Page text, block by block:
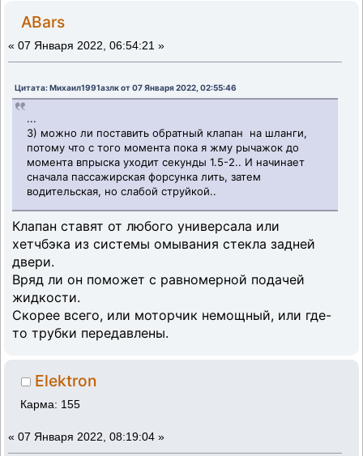
ABars
« 07 Января 2022, 06:54:21 »
Цитата: Михаил1991азлк от 07 Января 2022, 02:55:46
...
3) можно ли поставить обратный клапан на шланги,
потому что с того момента пока я жму рычажок до
момента впрыска уходит секунды 1.5-2.. И начинает
сначала пассажирская форсунка лить, затем
водительская, но слабой струйкой..
Клапан ставят от любого универсала или
хетчбэка из системы омывания стекла задней
двери.
Вряд ли он поможет с равномерной подачей
жидкости.
Скорее всего, или моторчик немощный, или где-
то трубки передавлены.
Elektron
Карма: 155
« 07 Января 2022, 08:19:04 »